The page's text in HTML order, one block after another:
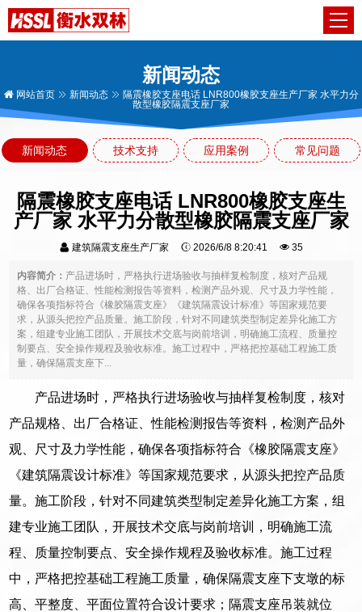
新闻动态
网站首页 新闻动态
隔震橡胶支座电话 LNR800橡胶支座生产厂家 水平力分
散型橡胶隔震支座厂家
新闻动态 技术支持 应用案例 常见问题
隔震橡胶支座电话 LNR800橡胶支座生
产厂家 水平力分散型橡胶隔震支座厂家
建筑隔震支座生产厂家 2026/6/8 8:20:41 35
内容简介： 产品进场时，严格执行进场验收与抽样复检制度，核对产品规
格、出厂合格证、性能检测报告等资料，检测产品外观、尺寸及力学性能，
确保各项指标符合《橡胶隔震支座》《建筑隔震设计标准》等国家规范要
求，从源头把控产品质量。施工阶段，针对不同建筑类型制定差异化施工方
案，组建专业施工团队，开展技术交底与岗前培训，明确施工流程、质量控
制要点、安全操作规程及验收标准。施工过程中，严格把控基础工程施工质
量，确保隔震支座下...
产品进场时，严格执行进场验收与抽样复检制度，核对
产品规格、出厂合格证、性能检测报告等资料，检测产品外
观、尺寸及力学性能，确保各项指标符合《橡胶隔震支座》
《建筑隔震设计标准》等国家规范要求，从源头把控产品质
量。施工阶段，针对不同建筑类型制定差异化施工方案，组
建专业施工团队，开展技术交底与岗前培训，明确施工流
程、质量控制要点、安全操作规程及验收标准。施工过程
中，严格把控基础工程施工质量，确保隔震支座下支墩的标
高、平整度、平面位置符合设计要求；隔震支座吊装就位